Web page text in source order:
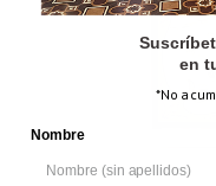
en
*No
Nombre